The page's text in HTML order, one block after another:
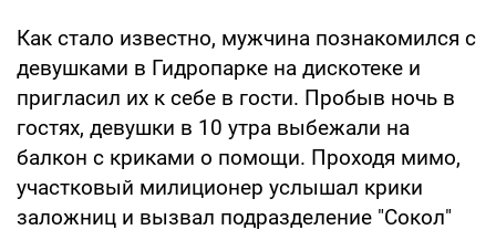
Как стало известно, мужчина познакомился с
девушками в Гидропарке на дискотеке и
пригласил их к себе в гости. Пробыв ночь в
гостях, девушки в 10 утра выбежали на
балкон с криками о помощи. Проходя мимо,
участковый милиционер услышал крики
заложниц и вызвал подразделение "Сокол"